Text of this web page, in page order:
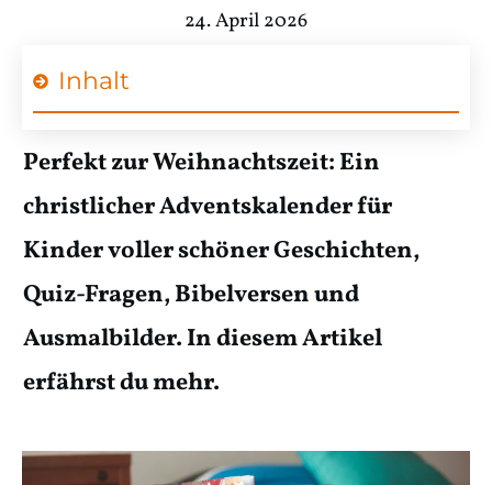
24. April 2026
Inhalt
Perfekt zur Weihnachtszeit: Ein
christlicher Adventskalender für
Kinder voller schöner Geschichten,
Quiz-Fragen, Bibelversen und
Ausmalbilder. In diesem Artikel
erfährst du mehr.